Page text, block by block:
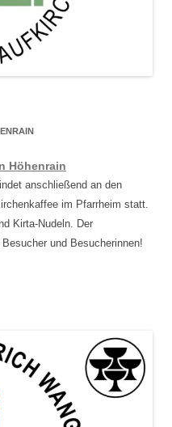
Höhenrain
anschließend an den
im Pfarrheim statt.
Kirta-Nudeln. Der
und Besucherinnen!